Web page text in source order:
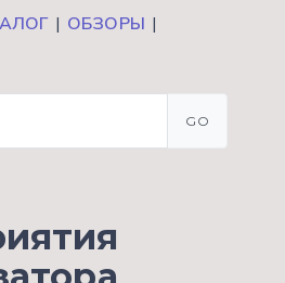
| ОБЗОРЫ |
GO